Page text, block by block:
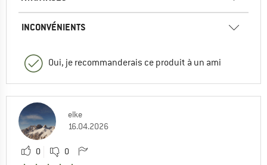
INCONVÉNIENTS
Oui, je recommanderais ce produit à un ami
elke
16.04.2026
0 0